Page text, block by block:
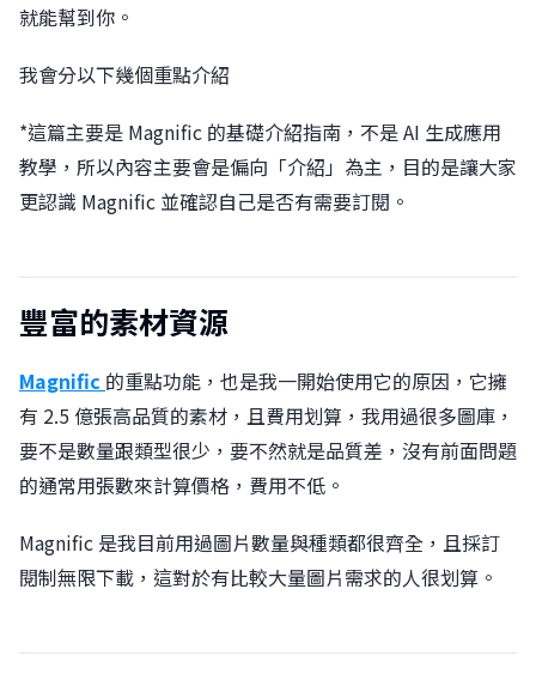
就能幫到你。
我會分以下幾個重點介紹
*這篇主要是 Magnific 的基礎介紹指南，不是 AI 生成應用
教學，所以內容主要會是偏向「介紹」為主，目的是讓大家
更認識 Magnific 並確認自己是否有需要訂閱。
豐富的素材資源
Magnific 的重點功能，也是我一開始使用它的原因，它擁
有 2.5 億張高品質的素材，且費用划算，我用過很多圖庫，
要不是數量跟類型很少，要不然就是品質差，沒有前面問題
的通常用張數來計算價格，費用不低。
Magnific 是我目前用過圖片數量與種類都很齊全，且採訂
閱制無限下載，這對於有比較大量圖片需求的人很划算。